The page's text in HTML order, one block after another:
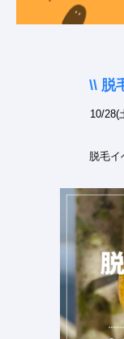
\\ 脱
10/28(
脱毛